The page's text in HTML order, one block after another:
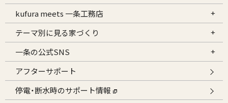
kufura meets 一条工務店
テーマ別に見る家づくり
一条の公式SNS
アフターサポート
停電・断水時のサポート情報